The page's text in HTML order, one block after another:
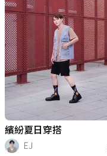
繽紛夏日穿搭
EJ